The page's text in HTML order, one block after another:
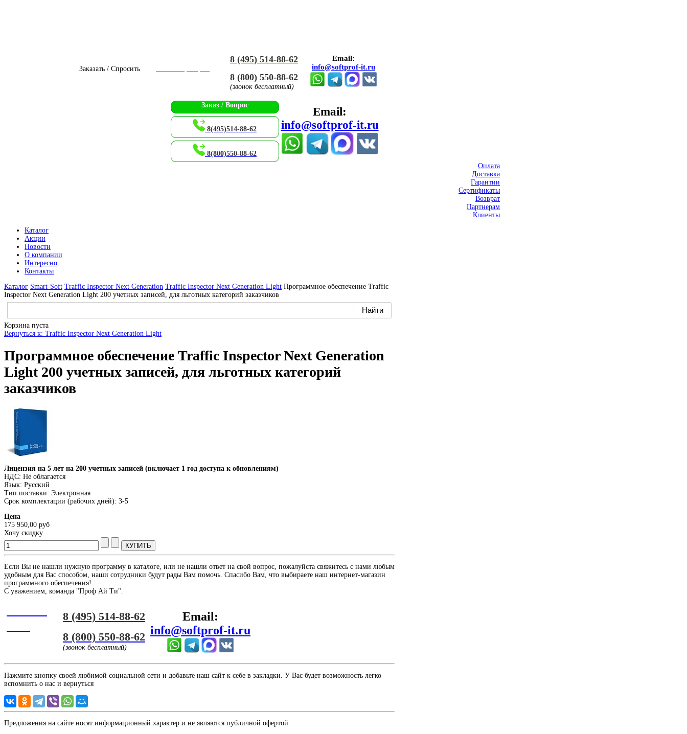
Заказать / Спросить
8 (495) 514-88-62
8 (800) 550-88-62
(звонок бесплатный)
Email:
info@softprof-it.ru
Заказ / Вопрос
8(495)514-88-62
8(800)550-88-62
Email:
info@softprof-it.ru
Оплата
Доставка
Гарантии
Сертификаты
Возврат
Партнерам
Клиенты
Каталог
Акции
Новости
О компании
Интересно
Контакты
Каталог Smart-Soft Traffic Inspector Next Generation Traffic Inspector Next Generation Light Программное обеспечение Traffic
Inspector Next Generation Light 200 учетных записей, для льготных категорий заказчиков
Корзина пуста
Вернуться к: Traffic Inspector Next Generation Light
Программное обеспечение Traffic Inspector Next Generation
Light 200 учетных записей, для льготных категорий
заказчиков
Лицензия на 5 лет на 200 учетных записей (включает 1 год доступа к обновлениям)
НДС: Не облагается
Язык: Русский
Тип поставки: Электронная
Срок комплектации (рабочих дней): 3-5
Цена
175 950,00 руб
Хочу скидку
Если Вы не нашли нужную программу в каталоге, или не нашли ответ на свой вопрос, пожалуйста свяжитесь с нами любым
удобным для Вас способом, наши сотрудники будут рады Вам помочь. Спасибо Вам, что выбираете наш интернет-магазин
программного обеспечения!
С уважением, команда "Проф Ай Ти".
8 (495) 514-88-62
8 (800) 550-88-62
(звонок бесплатный)
Email:
info@softprof-it.ru
Нажмите кнопку своей любимой социальной сети и добавьте наш сайт к себе в закладки. У Вас будет возможность легко
вспомнить о нас и вернуться
Предложения на сайте носят информационный характер и не являются публичной офертой